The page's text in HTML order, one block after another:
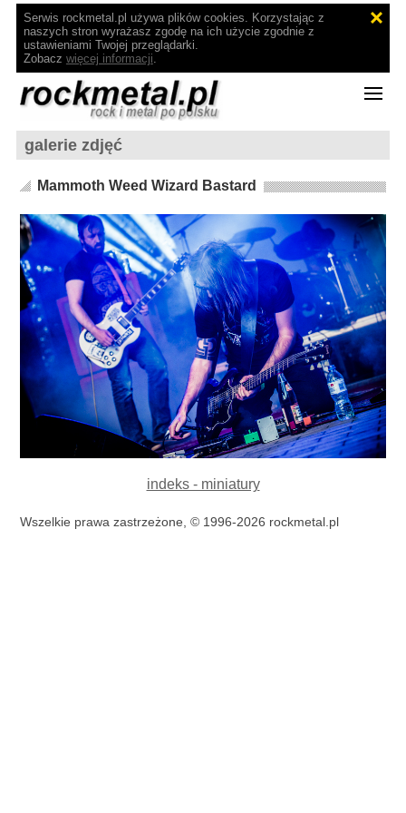
Serwis rockmetal.pl używa plików cookies. Korzystając z
naszych stron wyrażasz zgodę na ich użycie zgodnie z
ustawieniami Twojej przeglądarki.
Zobacz więcej informacji.
galerie zdjęć
Mammoth Weed Wizard Bastard
indeks - miniatury
Wszelkie prawa zastrzeżone, © 1996-2026 rockmetal.pl